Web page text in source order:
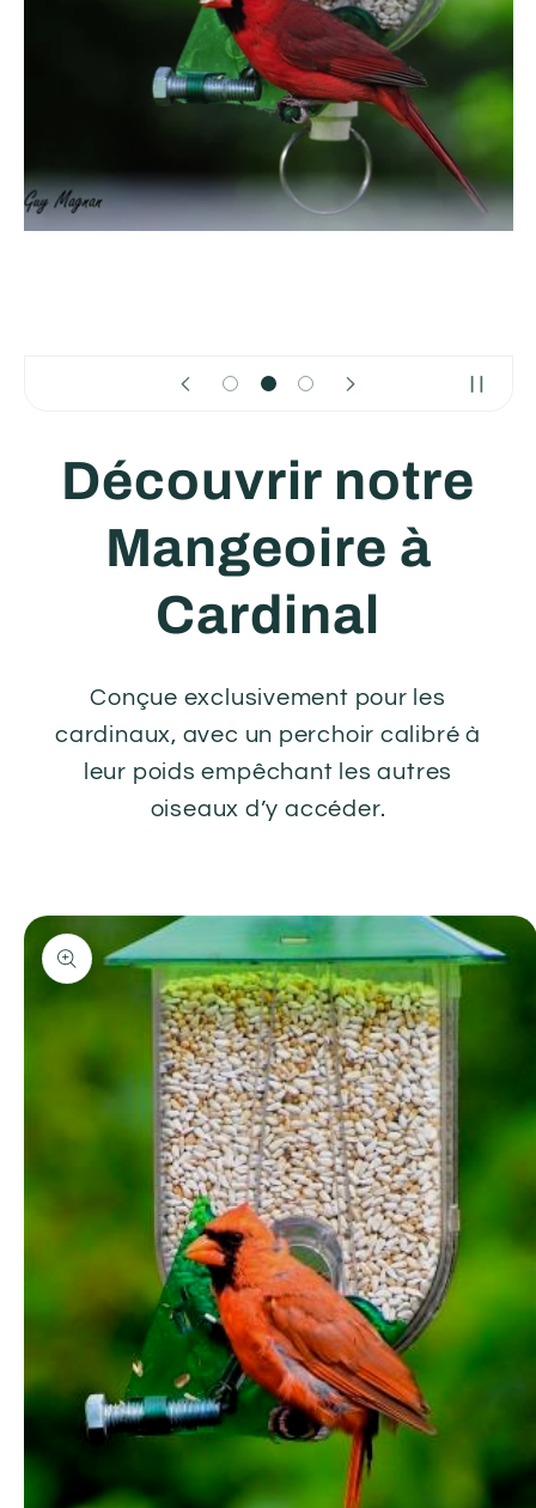
Découvrir notre
Mangeoire à
Cardinal
Conçue exclusivement pour les
cardinaux, avec un perchoir calibré à
leur poids empêchant les autres
oiseaux d’y accéder.
Passer aux
informations
produits